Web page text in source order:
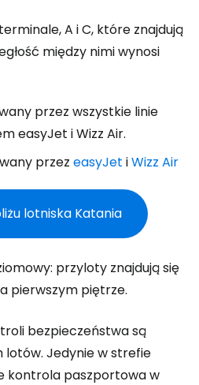
A i C, które znajdują
między nimi wynosi
przez wszystkie linie
easyJet i Wizz Air.
przez easyJet iWizz Air
lotniska Katania
przyloty znajdują się
pierwszym piętrze.
bezpieczeństwa są
lotów. Jedynie w strefie
kontrola paszportowa w